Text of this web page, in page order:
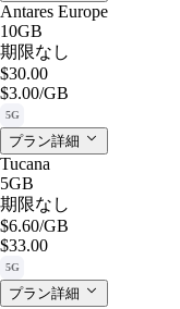
Antares Europe
10GB
期限なし
$30.00
$3.00/GB
5G
プラン詳細
Tucana
5GB
期限なし
$6.60/GB
$33.00
5G
プラン詳細